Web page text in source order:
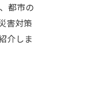
都市の
害対策
介しま